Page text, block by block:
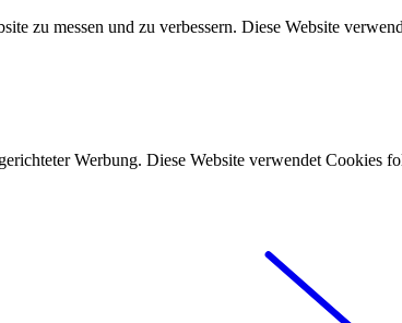
zu messen und zu verbessern. Diese Website
Werbung. Diese Website verwendet Cookies